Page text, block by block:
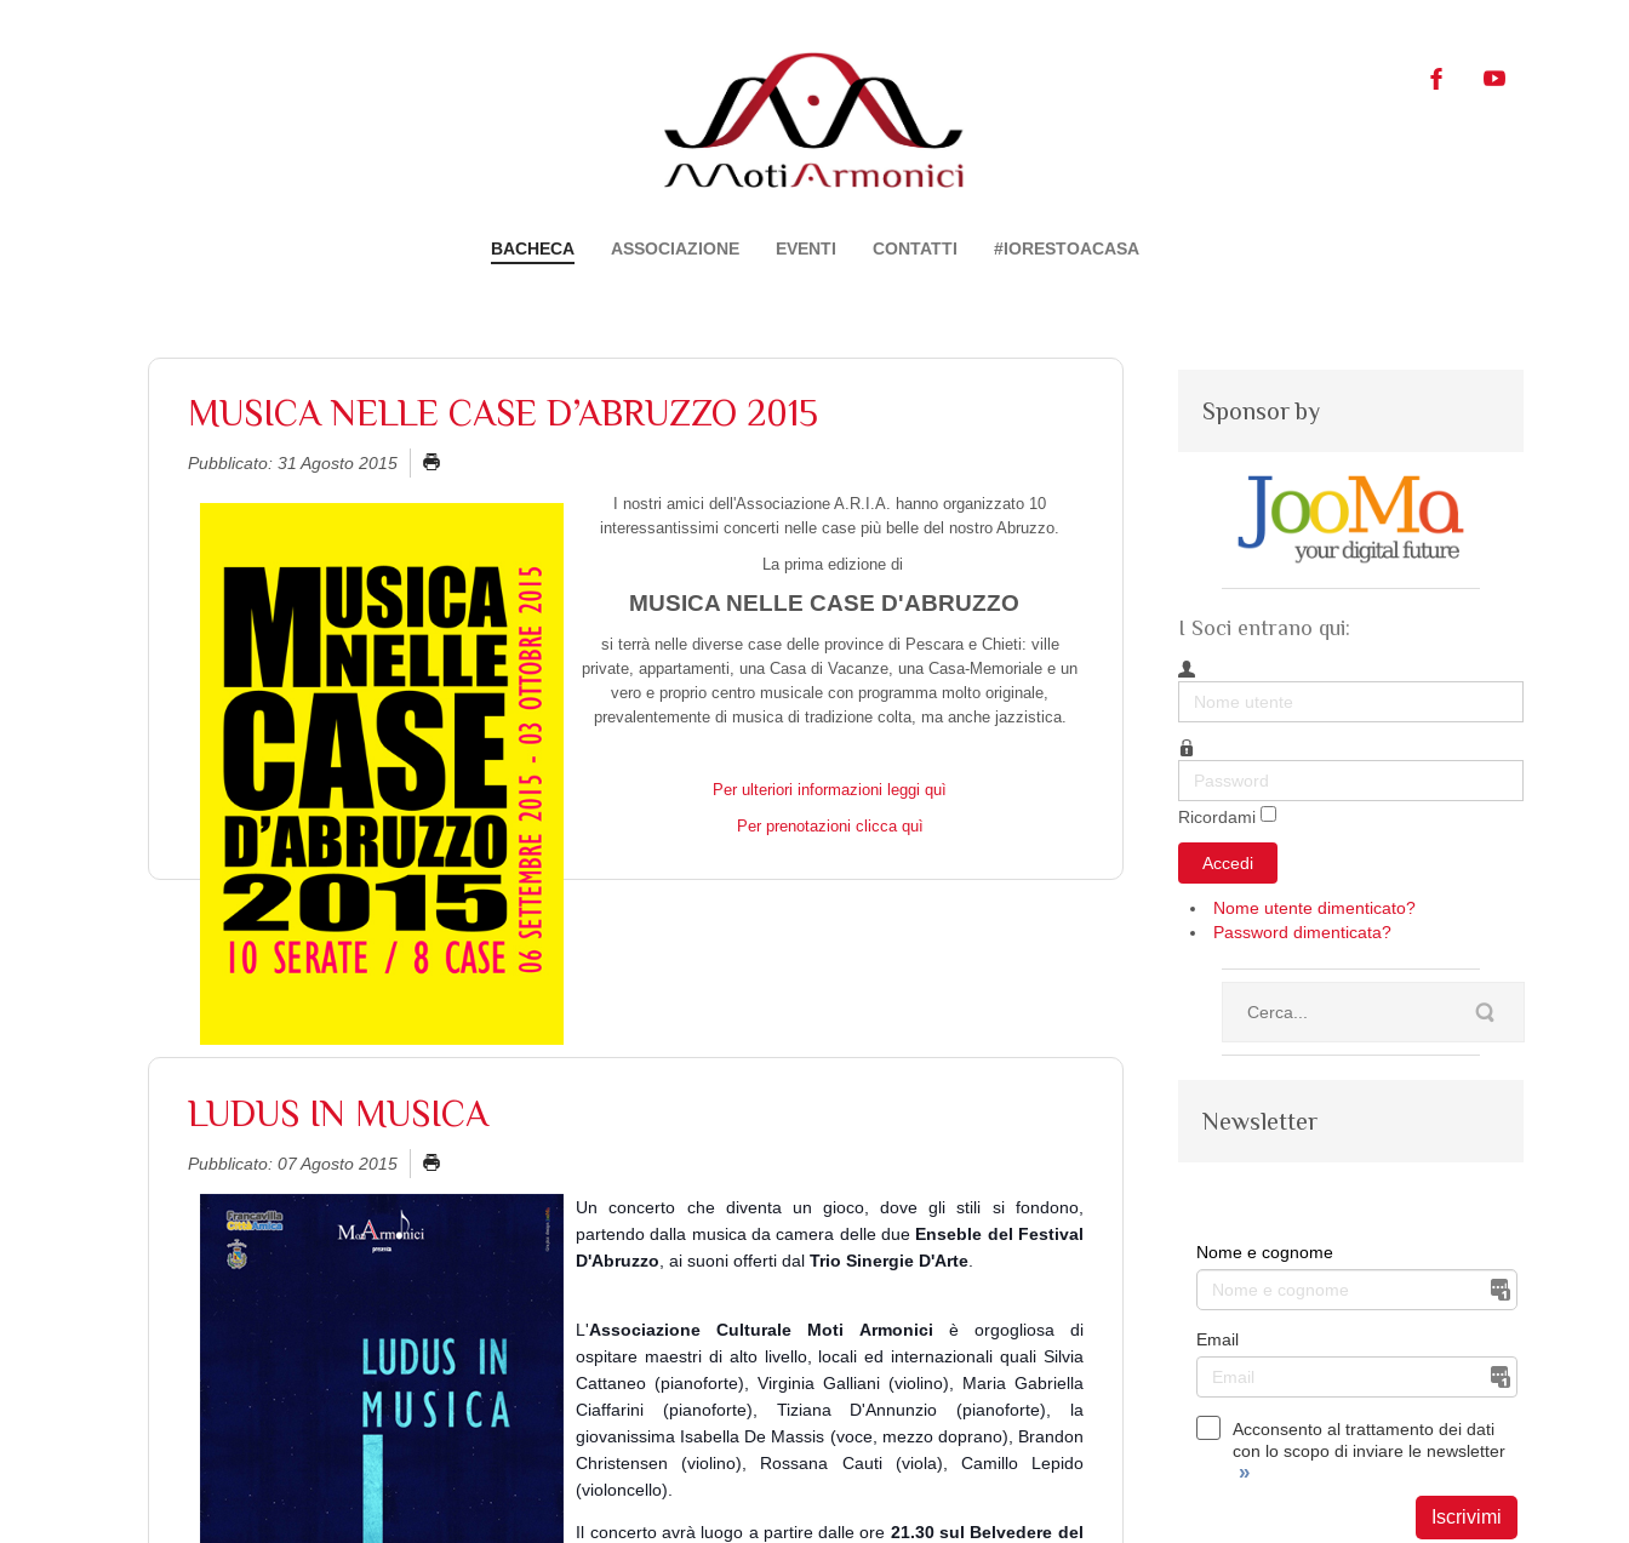
BACHECA ASSOCIAZIONE EVENTI CONTATTI #IORESTOACASA
MUSICA NELLE CASE D’ABRUZZO 2015
Pubblicato: 31 Agosto 2015
I nostri amici dell'Associazione A.R.I.A. hanno organizzato 10
interessantissimi concerti nelle case più belle del nostro Abruzzo.
La prima edizione di
MUSICA NELLE CASE D'ABRUZZO
si terrà nelle diverse case delle province di Pescara e Chieti: ville
private, appartamenti, una Casa di Vacanze, una Casa-Memoriale e un
vero e proprio centro musicale con programma molto originale,
prevalentemente di musica di tradizione colta, ma anche jazzistica.
Per ulteriori informazioni leggi quì
Per prenotazioni clicca quì
LUDUS IN MUSICA
Pubblicato: 07 Agosto 2015
Un concerto che diventa un gioco, dove gli stili si fondono,
partendo dalla musica da camera delle due Enseble del Festival
D'Abruzzo , ai suoni offerti dalTrio Sinergie D'Arte
L'Associazione Culturale Moti Armonici è orgogliosa di
ospitare maestri di alto livello, locali ed internazionali quali Silvia
Cattaneo (pianoforte), Virginia Galliani (violino), Maria Gabriella
Ciaffarini (pianoforte), Tiziana D'Annunzio (pianoforte), la
giovanissima Isabella De Massis (voce, mezzo doprano), Brandon
Christensen (violino), Rossana Cauti (viola), Camillo Lepido
(violoncello).
Il concerto avrà luogo a partire dalle ore 21.30 sul Belvedere del
Sponsor by
I Soci entrano qui:
Nome
utente
Password
Ricordami
Accedi
Nome utente dimenticato?
Password dimenticata?
Newsletter
Nome e cognome
Email
Acconsento al trattamento dei dati
con lo scopo di inviare le newsletter
»
Iscrivimi